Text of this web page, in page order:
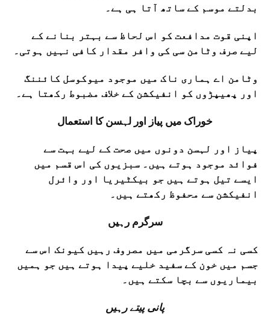
بدلتے موسم کے ساتھ آتا ہی ہے۔
اپنی قوت مدافعت کو اس لحاظ سے بہتر بنانے کے
لیے صرف وٹامن سی کی وافر مقدار کافی نہیں ہوتی۔
وٹامن اے ہماری ناک میں موجود میوکوسل کائننگ
اور پھیپڑوں کو انفیکشن کے خلاف مضبوط رکھتا ہے۔
خوراک میں پیاز اور لہسن کا استعمال
پیاز اور لہسن دونوں میں صحت کے لیے بہت سے
فوائد موجود ہوتے ہیں۔ سبزیوں کی اس قسم میں
ایسے تیل ہوتے ہیں جو بیکٹیریا اور وائرل
انفیکشن سے محفوظ رکھتے ہیں۔
سرگرم رہیں
کسی نہ کسی سرگرمی میں مصروف رہیں کیونک اس سے
جسم میں خون کے سفید خلیے پیدا ہوتے ہیں جو ہمیں
بیماریوں سے بچا سکتے ہیں۔
پانی پیتے رہیں